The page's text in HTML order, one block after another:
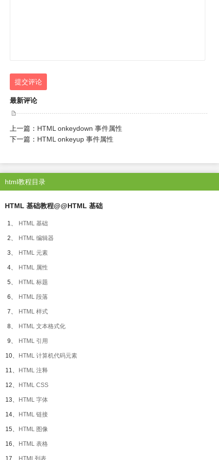
提交评论
最新评论
上一篇： HTML onkeydown 事件属性
下一篇： HTML onkeyup 事件属性
html教程目录
HTML 基础教程@@HTML 基础
1、 HTML 基础
2、 HTML 编辑器
3、 HTML 元素
4、 HTML 属性
5、 HTML 标题
6、 HTML 段落
7、 HTML 样式
8、 HTML 文本格式化
9、 HTML 引用
10、 HTML 计算机代码元素
11、 HTML 注释
12、 HTML CSS
13、 HTML 字体
14、 HTML 链接
15、 HTML 图像
16、 HTML 表格
17、 HTML列表